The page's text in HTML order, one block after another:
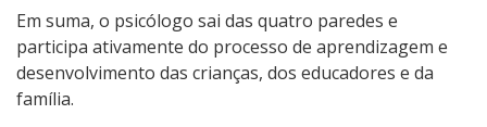
Em suma, o psicólogo sai das quatro paredes e
participa ativamente do processo de aprendizagem e
desenvolvimento das crianças, dos educadores e da
família.